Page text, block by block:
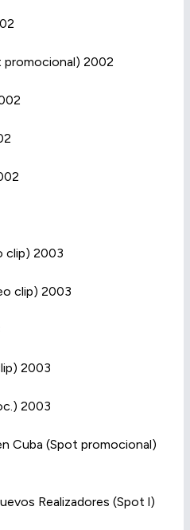
promocional) 2002
clip) 2003
clip) 2003
2003
2003
Cuba (Spot promocional)
Realizadores (Spot l)